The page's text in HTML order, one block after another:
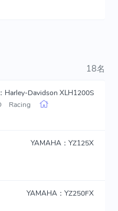
18名
Harley-Davidson XLH1200S
Racing
YAMAHA：YZ125X
YAMAHA：YZ250FX